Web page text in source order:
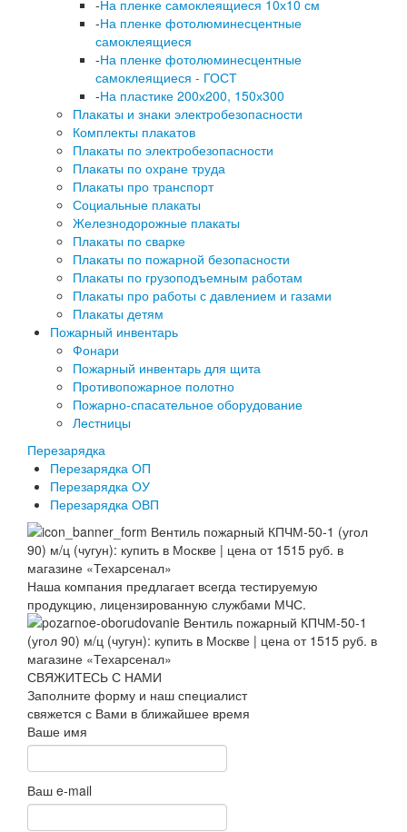
-На пленке самоклеящиеся 10х10 см
-На пленке фотолюминесцентные
самоклеящиеся
-На пленке фотолюминесцентные
самоклеящиеся - ГОСТ
-На пластике 200х200, 150х300
Плакаты и знаки электробезопасности
Комплекты плакатов
Плакаты по электробезопасности
Плакаты по охране труда
Плакаты про транспорт
Социальные плакаты
Железнодорожные плакаты
Плакаты по сварке
Плакаты по пожарной безопасности
Плакаты по грузоподъемным работам
Плакаты про работы с давлением и газами
Плакаты детям
Пожарный инвентарь
Фонари
Пожарный инвентарь для щита
Противопожарное полотно
Пожарно-спасательное оборудование
Лестницы
Перезарядка
Перезарядка ОП
Перезарядка ОУ
Перезарядка ОВП
Наша компания предлагает всегда тестируемую
продукцию, лицензированную службами МЧС.
СВЯЖИТЕСЬ С НАМИ
Заполните форму и наш специалист
свяжется с Вами в ближайшее время
Ваше имя
Ваш e-mail